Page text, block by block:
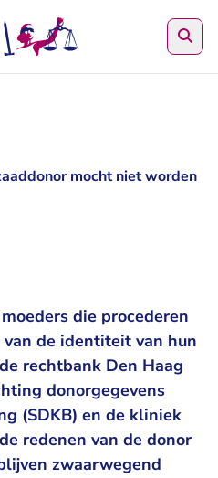
mocht niet worden
die procederen
de identiteit van hun
rechtbank Den Haag
donorgegevens
(SDKB) en de kliniek
redenen van de donor
zwaarwegend